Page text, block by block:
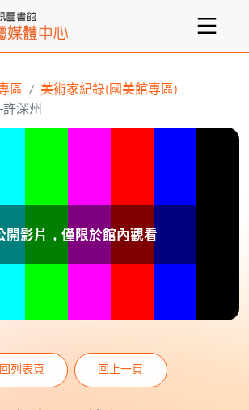
區
美術家紀錄(國美館專區)
深州
回列表頁 回上一頁